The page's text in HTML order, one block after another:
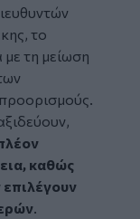
το
τη μείωση
καθώς
.